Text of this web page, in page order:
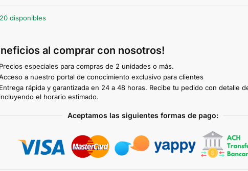
20 disponibles
al comprar con nosotros!
Precios especiales para compras de 2 unidades o más.
a nuestro portal de conocimiento exclusivo para clientes
Entrega rápida y garantizada en 24 a 48 horas. Recibe tu pedido con detalle
incluyendo el horario estimado.
Aceptamos las siguientes formas de pago: